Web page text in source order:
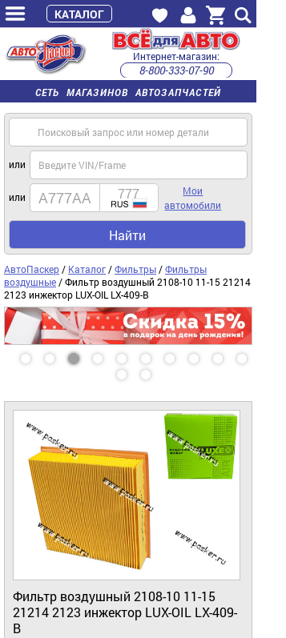
СЕТЬ МАГАЗИНОВ АВТОЗАПЧАСТЕЙ
Интернет-магазин:
8-800-333-07-90
часы работы с 9:00 до 22:00 (пн-пт)
или
или
Мои
автомобили
Найти
АвтоПаскер / Каталог /Фильтры /Фильтры
воздушные / Фильтр воздушный 2108-10 11-15 21214
2123 инжектор LUX-OIL LX-409-B
Фильтр воздушный 2108-10 11-15
21214 2123 инжектор LUX-OIL LX-409-
B
КАТАЛОГ